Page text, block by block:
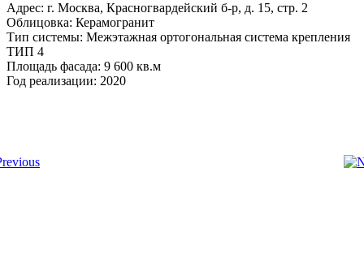
Адрес: г. Москва, Красногвардейский б-р, д. 15, стр. 2
Облицовка: Керамогранит
Тип системы: Межэтажная ортогональная система крепления
ТИП 4
Площадь фасада: 9 600 кв.м
Год реализации: 2020